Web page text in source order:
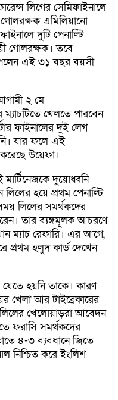
লিগের সেমিফাইনালে
এমিলিয়ানো
দুটি পেনাল্টি
গোলরক্ষক। তবে
এই ৩১ বছর বয়সী
২ মে
খেলতে পারবেন
ফাইনালের দুই লেগ
যার ফলে এই
উয়েফা।
দুয়োধ্বনি
লিলের হয়ে প্রথম পেনাল্টি
লিলের সমর্থকদের
তার ব্যঙ্গমূলক আচরণে
ম্যাচ রেফারি। এর আগে,
প্রথম হলুদ কার্ড দেখেন
হয়নি তাকে। কারণ
খেলা আর টাইব্রেকারের
খেলোয়াড়রা আবেদন
ফরাসি সমর্থকদের
৪-৩ ব্যবধানে জিতে
নিশ্চিত করে ইংলিশ